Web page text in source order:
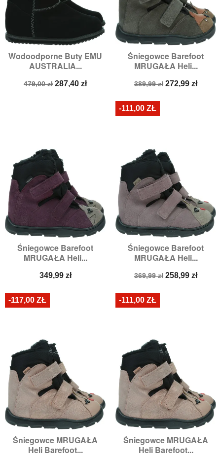
Wodoodporne Buty EMU
AUSTRALIA...
Cena
479,00 zł Cena
287,40 zł
Śniegowce Barefoot
MRUGAŁA Heli...
Cena
389,99 zł Cena
272,99 zł
Śniegowce Barefoot
MRUGAŁA Heli...
Cena
349,99 zł
Śniegowce Barefoot
MRUGAŁA Heli...
Cena
369,99 zł Cena
258,99 zł
-111,00 ZŁ
Śniegowce MRUGAŁA
Heli Barefoot...
-117,00 ZŁ
Śniegowce MRUGAŁA
Heli Barefoot...
-111,00 ZŁ